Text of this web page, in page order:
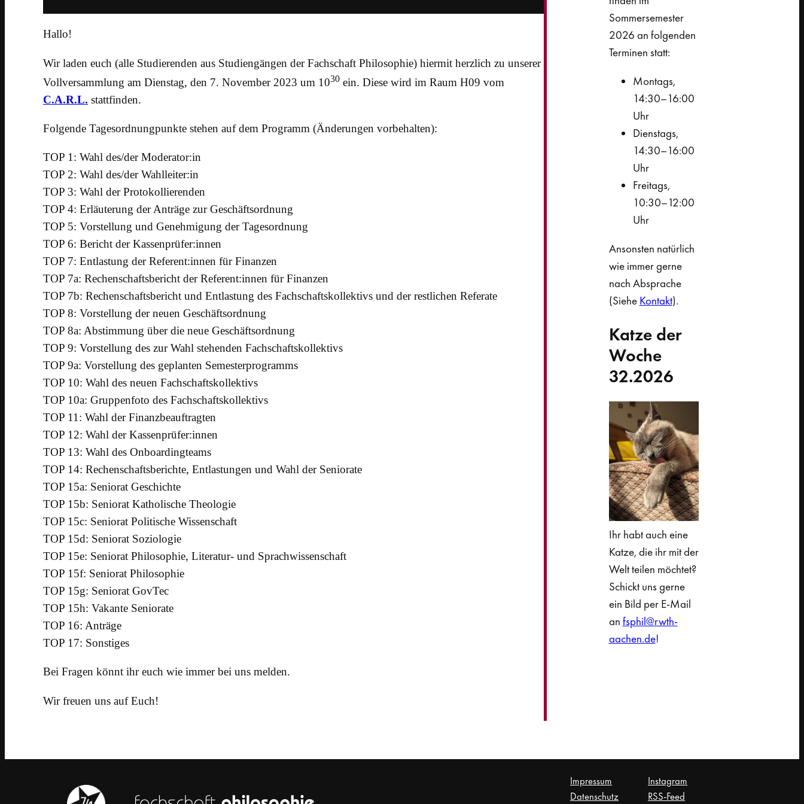
Hallo!
Wir laden euch (alle Studierenden aus Studiengängen der Fachschaft Philosophie) hiermit herzlich zu unserer
Vollversammlung am Dienstag, den 7. November 2023 um 1030 ein. Diese wird im Raum H09 vom
C.A.R.L. stattfinden.
Folgende Tagesordnungpunkte stehen auf dem Programm (Änderungen vorbehalten):
TOP 1: Wahl des/der Moderator:in
TOP 2: Wahl des/der Wahlleiter:in
TOP 3: Wahl der Protokollierenden
TOP 4: Erläuterung der Anträge zur Geschäftsordnung
TOP 5: Vorstellung und Genehmigung der Tagesordnung
TOP 6: Bericht der Kassenprüfer:innen
TOP 7: Entlastung der Referent:innen für Finanzen
TOP 7a: Rechenschaftsbericht der Referent:innen für Finanzen
TOP 7b: Rechenschaftsbericht und Entlastung des Fachschaftskollektivs und der restlichen Referate
TOP 8: Vorstellung der neuen Geschäftsordnung
TOP 8a: Abstimmung über die neue Geschäftsordnung
TOP 9: Vorstellung des zur Wahl stehenden Fachschaftskollektivs
TOP 9a: Vorstellung des geplanten Semesterprogramms
TOP 10: Wahl des neuen Fachschaftskollektivs
TOP 10a: Gruppenfoto des Fachschaftskollektivs
TOP 11: Wahl der Finanzbeauftragten
TOP 12: Wahl der Kassenprüfer:innen
TOP 13: Wahl des Onboardingteams
TOP 14: Rechenschaftsberichte, Entlastungen und Wahl der Seniorate
TOP 15a: Seniorat Geschichte
TOP 15b: Seniorat Katholische Theologie
TOP 15c: Seniorat Politische Wissenschaft
TOP 15d: Seniorat Soziologie
TOP 15e: Seniorat Philosophie, Literatur- und Sprachwissenschaft
TOP 15f: Seniorat Philosophie
TOP 15g: Seniorat GovTec
TOP 15h: Vakante Seniorate
TOP 16: Anträge
TOP 17: Sonstiges
Bei Fragen könnt ihr euch wie immer bei uns melden.
Wir freuen uns auf Euch!
Sommersemester
2026 an folgenden
Terminen statt:
Montags,
14:30–16:00
Uhr
Dienstags,
14:30–16:00
Uhr
Freitags,
10:30–12:00
Uhr
Ansonsten natürlich
wie immer gerne
nach Absprache
(Siehe Kontakt).
Katze der
Woche
32.2026
Ihr habt auch eine
Katze, die ihr mit der
Welt teilen möchtet?
Schickt uns gerne
ein Bild per E-Mail
an fsphil@rwth-
aachen.de!
Impressum
Datenschutz
Instagram
RSS-Feed